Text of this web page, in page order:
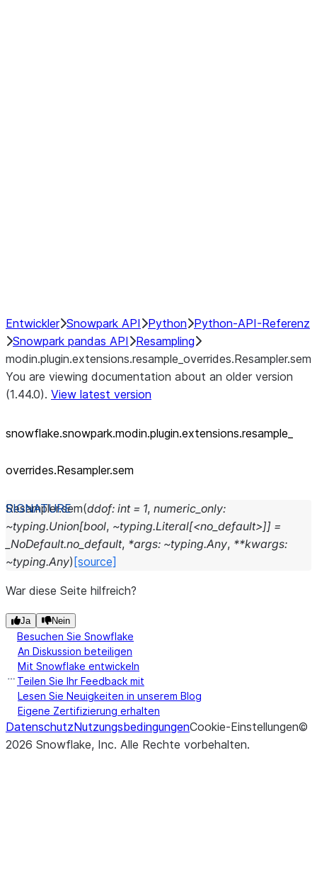
Entwickler Snowpark API Python Python-API-Referenz
Snowpark pandas API
Resampling
modin.plugin.extensions.resample_overrides.Resampler.sem
You are viewing documentation about an older version
(1.44.0). View latest version
snowflake.snowpark.modin.plugin.extensions.resample_
overrides.Resampler.sem
Resampler.sem(ddof: int = 1, numeric_only:
~typing.Union[bool, ~typing.Literal[<no_default>]] =
_NoDefault.no_default, *args: ~typing.Any, **kwargs:
~typing.Any) [source]
War diese Seite hilfreich?
Ja Nein
Besuchen Sie Snowflake
An Diskussion beteiligen
Mit Snowflake entwickeln
Teilen Sie Ihr Feedback mit
Lesen Sie Neuigkeiten in unserem Blog
Eigene Zertifizierung erhalten
DatenschutzNutzungsbedingungenCookie-Einstellungen©
2026 Snowflake, Inc. Alle Rechte vorbehalten.